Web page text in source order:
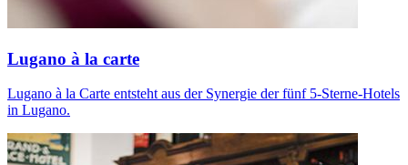
Lugano à la carte
Lugano à la Carte entsteht aus der Synergie der fünf 5-Sterne-Hotels
in Lugano.